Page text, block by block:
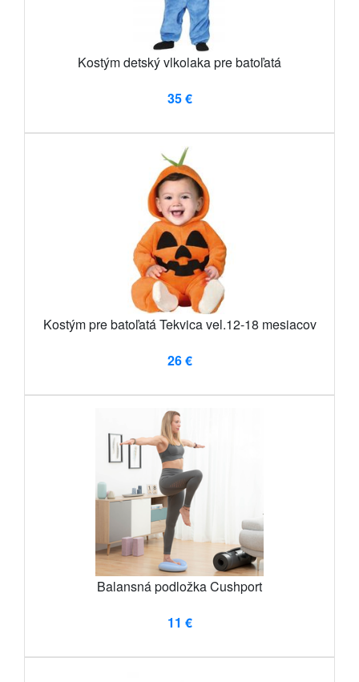
Kostým detský vlkolaka pre batoľatá
35 €
Kostým pre batoľatá Tekvica vel.12-18 mesiacov
26 €
Balansná podložka Cushport
11 €